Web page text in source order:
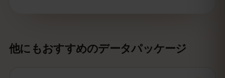
他にもおすすめのデータパッケージ